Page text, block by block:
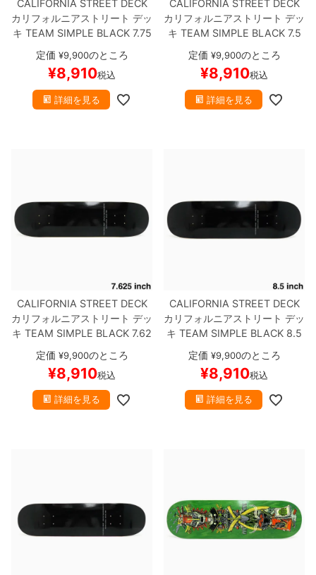
CALIFORNIA STREET DECK
カリフォルニアストリート デッ
キ TEAM SIMPLE BLACK 7.75
ブランク（BBS / GENERATO
スケートボード スケボー
定価 ¥9,900のところ
¥8,910税込
詳細を見る
CALIFORNIA STREET DECK
カリフォルニアストリート デッ
キ TEAM SIMPLE BLACK 7.5
ブランク（BBS / GENERATO
スケートボード スケボー
定価 ¥9,900のところ
¥8,910税込
詳細を見る
CALIFORNIA STREET DECK
カリフォルニアストリート デッ
キ TEAM SIMPLE BLACK 7.62
ブランク（BBS / GENERAT
OR）スケートボード スケボー
定価 ¥9,900のところ
¥8,910税込
詳細を見る
CALIFORNIA STREET DECK
カリフォルニアストリート デッ
キ TEAM SIMPLE BLACK 8.5
ブランク（BBS / GENERATO
スケートボード スケボー
定価 ¥9,900のところ
¥8,910税込
詳細を見る